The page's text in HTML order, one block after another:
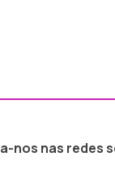
nos nas redes